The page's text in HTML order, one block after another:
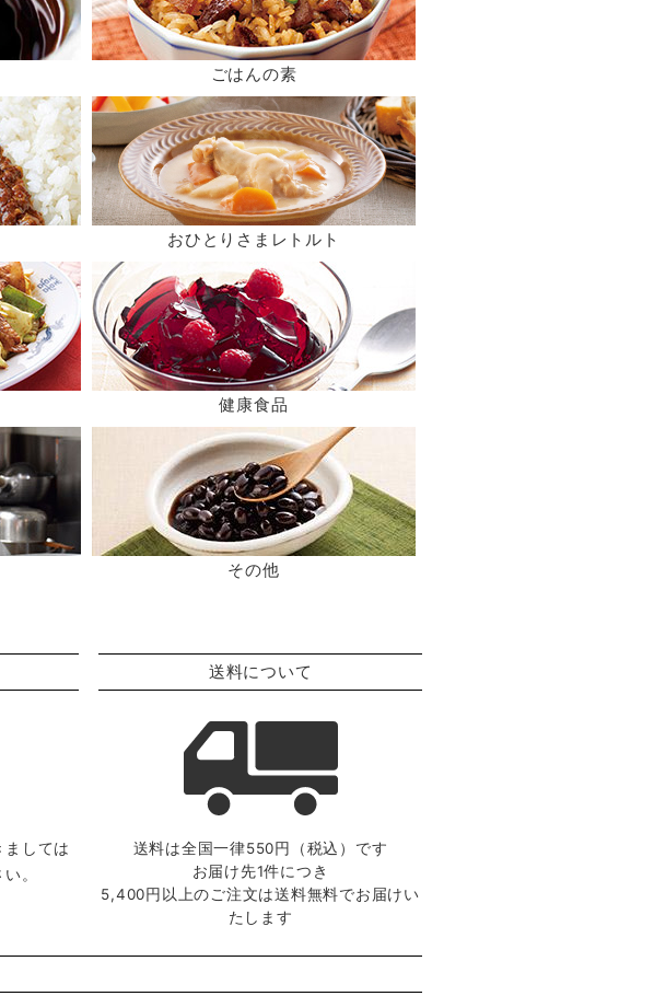
ごはんの素
おひとりさまレトルト
健康食品
その他
しては
。
送料について
送料は全国一律550円（税込）です
お届け先1件につき
5,400円以上のご注文は送料無料でお届けい
たします